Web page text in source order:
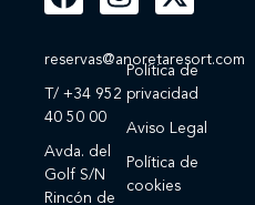
reservas@anoretaresort.com
T/ +34 952
40 50 00
Avda. del
Golf S/N
Rincón de
Política de
privacidad
Aviso Legal
Política de
cookies